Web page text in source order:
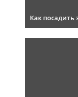
Как посадить